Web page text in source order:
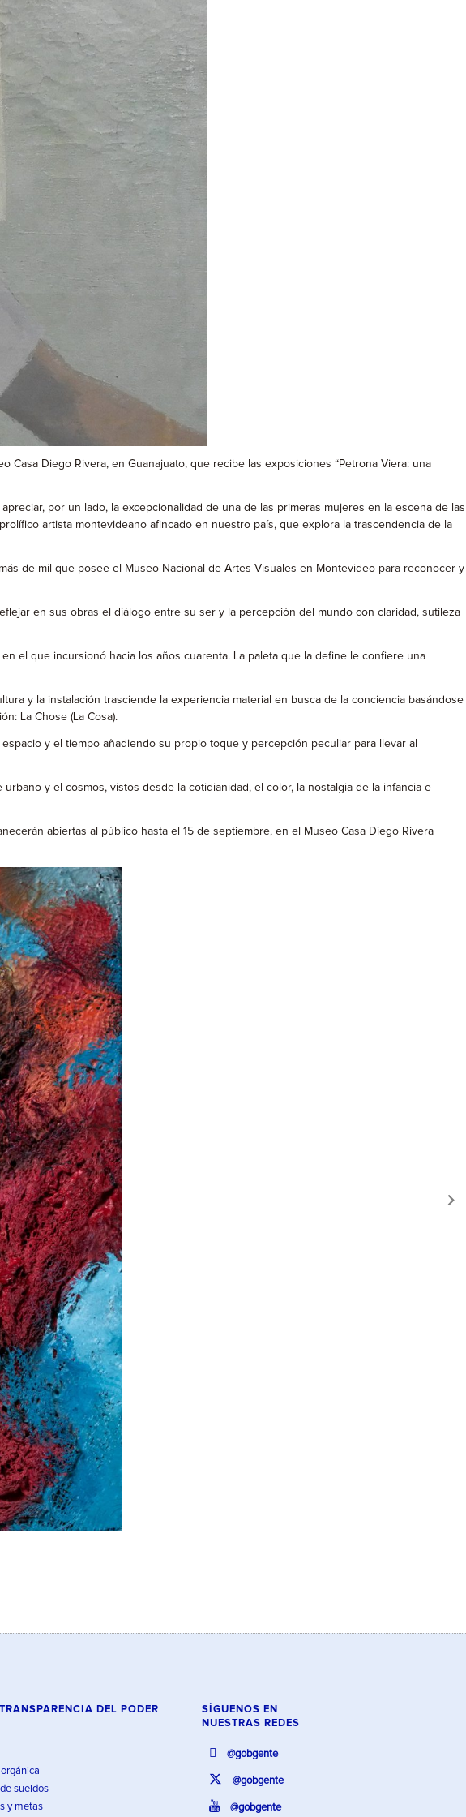
Casa Diego Rivera, en Guanajuato, que recibe las exposiciones “Petrona Viera: una
por un lado, la excepcionalidad de una de las primeras mujeres en la escena de las
artista montevideano afincado en nuestro país, que explora la trascendencia de la
de mil que posee el Museo Nacional de Artes Visuales en Montevideo para reconocer y
en sus obras el diálogo entre su ser y la percepción del mundo con claridad, sutileza
el que incursionó hacia los años cuarenta. La paleta que la define le confiere una
y la instalación trasciende la experiencia material en busca de la conciencia basándose
La Chose (La Cosa).
y el tiempo añadiendo su propio toque y percepción peculiar para llevar al
y el cosmos, vistos desde la cotidianidad, el color, la nostalgia de la infancia e
abiertas al público hasta el 15 de septiembre, en el Museo Casa Diego Rivera
DEL PODER
sueldos
y metas
SÍGUENOS EN
NUESTRAS REDES
@gobgente
@gobgente
@gobgente